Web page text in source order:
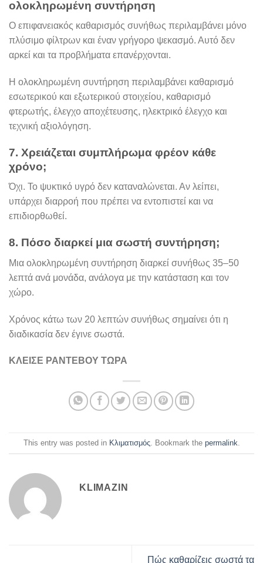
ολοκληρωμένη συντήρηση
Ο επιφανειακός καθαρισμός συνήθως περιλαμβάνει μόνο
πλύσιμο φίλτρων και έναν γρήγορο ψεκασμό. Αυτό δεν
αρκεί και τα προβλήματα επανέρχονται.
Η ολοκληρωμένη συντήρηση περιλαμβάνει καθαρισμό
εσωτερικού και εξωτερικού στοιχείου, καθαρισμό
φτερωτής, έλεγχο αποχέτευσης, ηλεκτρικό έλεγχο και
τεχνική αξιολόγηση.
7. Χρειάζεται συμπλήρωμα φρέον κάθε
χρόνο;
Όχι. Το ψυκτικό υγρό δεν καταναλώνεται. Αν λείπει,
υπάρχει διαρροή που πρέπει να εντοπιστεί και να
επιδιορθωθεί.
8. Πόσο διαρκεί μια σωστή συντήρηση;
Μια ολοκληρωμένη συντήρηση διαρκεί συνήθως 35–50
λεπτά ανά μονάδα, ανάλογα με την κατάσταση και τον
χώρο.
Χρόνος κάτω των 20 λεπτών συνήθως σημαίνει ότι η
διαδικασία δεν έγινε σωστά.
ΚΛΕΙΣΕ ΡΑΝΤΕΒΟΥ ΤΩΡΑ
This entry was posted in Κλιματισμός. Bookmark the permalink
KLIMAZIN
Πώς καθαρίζεις σωστά τα